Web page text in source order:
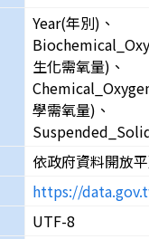
Year(年別)、
生化需氧量)、
學需氧量)、
依政府資料開放
https://
UTF-8